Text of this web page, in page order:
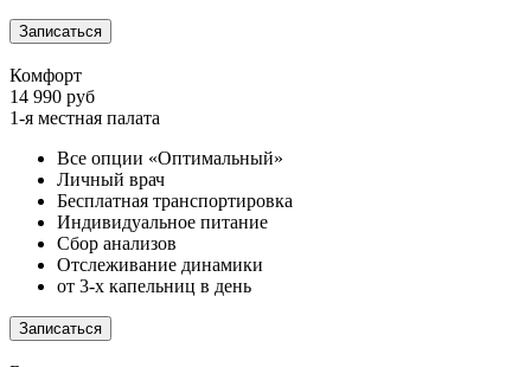
Записаться
Комфорт
14 990 руб
1-я местная палата
Все опции «Оптимальный»
Личный врач
Бесплатная транспортировка
Индивидуальное питание
Сбор анализов
Отслеживание динамики
от 3-х капельниц в день
Записаться